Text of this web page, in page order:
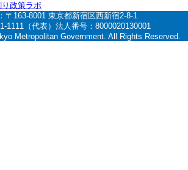
政策ラボ
〒163-8001 東京都新宿区西新宿2-8-1
1111（代表）法人番号：8000020130001
Metropolitan Government. All Rights Reserved.